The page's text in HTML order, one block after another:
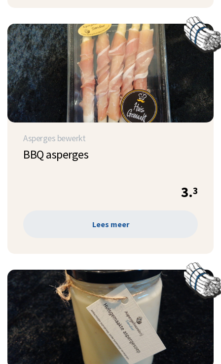
Asperges bewerkt
BBQ asperges
3.3
Lees meer